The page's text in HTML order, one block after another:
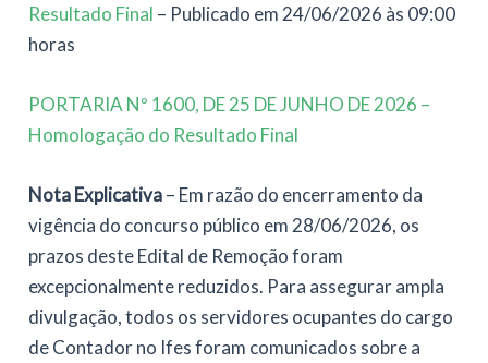
Resultado Final – Publicado em 24/06/2026 às 09:00
horas
PORTARIA Nº 1600, DE 25 DE JUNHO DE 2026 –
Homologação do Resultado Final
Nota Explicativa– Em razão do encerramento da
vigência do concurso público em 28/06/2026, os
prazos deste Edital de Remoção foram
excepcionalmente reduzidos. Para assegurar ampla
divulgação, todos os servidores ocupantes do cargo
de Contador no Ifes foram comunicados sobre a